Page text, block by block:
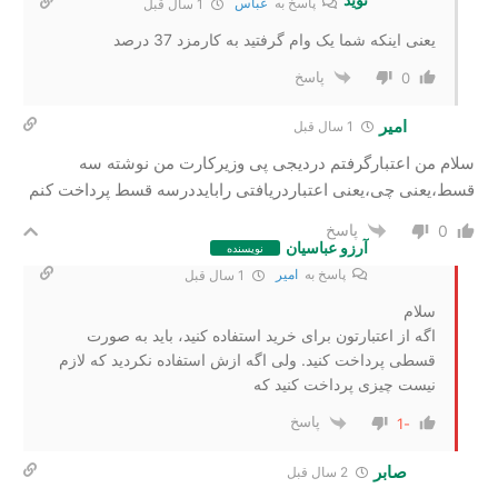
یعنی اینکه شما یک وام گرفتید به کارمزد 37 درصد
0 پاسخ
امیر
سلام من اعتبارگرفتم دردیجی پی وزیرکارت من نوشته سه
قسط،یعنی چی،یعنی اعتباردریافتی رابایددرسه قسط پرداخت کنم
0
پاسخ
آرزو عباسیان
نویسنده
پاسخ به امیر
سلام
اگه از اعتبارتون برای خرید استفاده کنید، باید به صورت
قسطی پرداخت کنید. ولی اگه ازش استفاده نکردید که لازم
نیست چیزی پرداخت کنید که
-1 پاسخ
صابر